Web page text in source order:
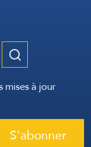
à jour
S'abonner